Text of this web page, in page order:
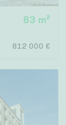
83 m²
812 000 €